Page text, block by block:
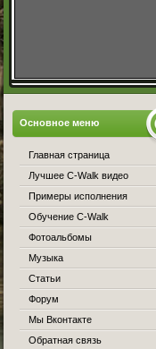
Основное меню
Главная страница
Лучшее C-Walk видео
Примеры исполнения
Обучение C-Walk
Фотоальбомы
Музыка
Статьи
Форум
Мы Вконтакте
Обратная связь